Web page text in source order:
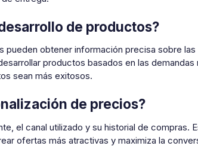
de productos?
pueden obtener información precisa sobre las
productos basados en las demandas
sean más exitosos.
de precios?
el canal utilizado y su historial de compras.
ofertas más atractivas y maximiza la